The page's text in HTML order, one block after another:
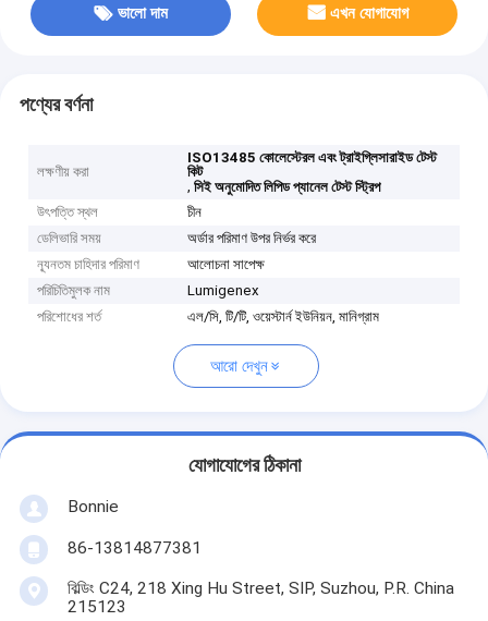
ভালো দাম এখন যোগাযোগ
পণ্যের বর্ণনা
লক্ষণীয় করা
ISO13485 কোলেস্টেরল এবং ট্রাইগ্লিসারাইড টেস্ট
কিট
,সিই অনুমোদিত লিপিড প্যানেল টেস্ট স্ট্রিপ
উৎপত্তি স্থল
চীন
ডেলিভারি সময়
অর্ডার পরিমাণ উপর নির্ভর করে
ন্যূনতম চাহিদার পরিমাণ
আলোচনা সাপেক্ষ
পরিচিতিমুলক নাম
Lumigenex
পরিশোধের শর্ত
এল/সি, টি/টি, ওয়েস্টার্ন ইউনিয়ন, মানিগ্রাম
আরো দেখুন
যোগাযোগের ঠিকানা
Bonnie
86-13814877381
বিল্ডিং C24, 218 Xing Hu Street, SIP, Suzhou, P.R. China
215123